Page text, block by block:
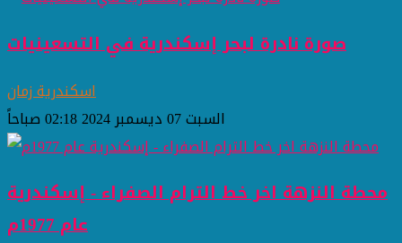
صورة نادرة لبحر إسكندرية في التسعينيات
اسكندرية زمان
السبت 07 ديسمبر 2024 02:18 صباحاً
محطة النزهة اخر خط الترام الصفراء - إسكندرية
عام 1977م